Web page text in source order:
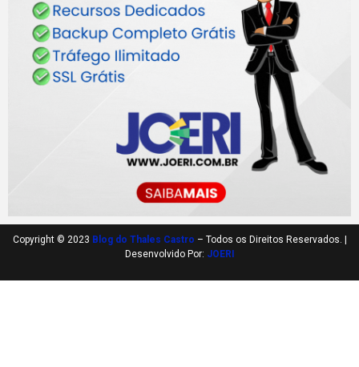
Copyright © 2023 Blog do Thales Castro – Todos os Direitos Reservados. |
Desenvolvido Por: JOERI